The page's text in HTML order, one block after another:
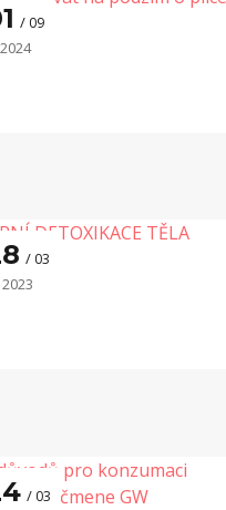
09
2024
03
2023
03